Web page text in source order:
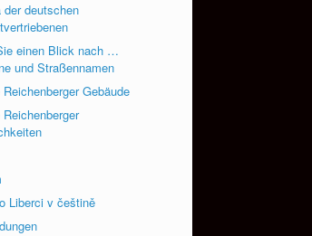
der deutschen
einen Blick nach …
und Straßennamen
Gebäude
Liberci v češtině